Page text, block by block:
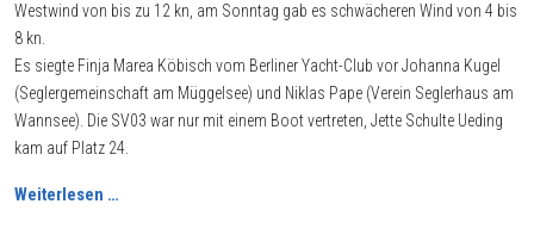
Westwind von bis zu 12 kn, am Sonntag gab es schwächeren Wind von 4 bis
8 kn.
Es siegte Finja Marea Köbisch vom Berliner Yacht-Club vor Johanna Kugel
(Seglergemeinschaft am Müggelsee) und Niklas Pape (Verein Seglerhaus am
Wannsee). Die SV03 war nur mit einem Boot vertreten, Jette Schulte Ueding
kam auf Platz 24.
Weiterlesen …